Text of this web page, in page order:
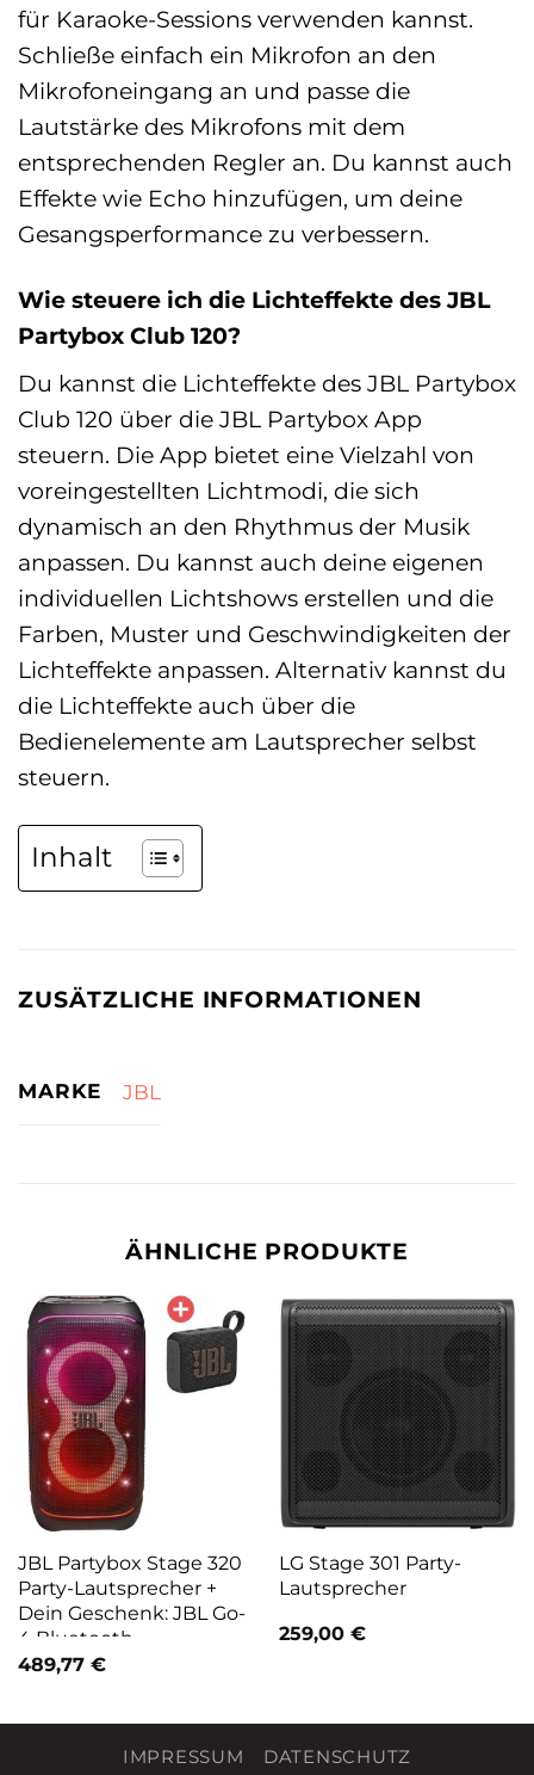
für Karaoke-Sessions verwenden kannst.
Schließe einfach ein Mikrofon an den
Mikrofoneingang an und passe die
Lautstärke des Mikrofons mit dem
entsprechenden Regler an. Du kannst auch
Effekte wie Echo hinzufügen, um deine
Gesangsperformance zu verbessern.
Wie steuere ich die Lichteffekte des JBL
Partybox Club 120?
Du kannst die Lichteffekte des JBL Partybox
Club 120 über die JBL Partybox App
steuern. Die App bietet eine Vielzahl von
voreingestellten Lichtmodi, die sich
dynamisch an den Rhythmus der Musik
anpassen. Du kannst auch deine eigenen
individuellen Lichtshows erstellen und die
Farben, Muster und Geschwindigkeiten der
Lichteffekte anpassen. Alternativ kannst du
die Lichteffekte auch über die
Bedienelemente am Lautsprecher selbst
steuern.
Inhalt
ZUSÄTZLICHE INFORMATIONEN
MARKE JBL
ÄHNLICHE PRODUKTE
JBL Partybox Stage 320
Party-Lautsprecher +
Dein Geschenk: JBL Go-
4 Bluetooth-
Lautsprecher
489,77 €
LG Stage 301 Party-
Lautsprecher
259,00 €
IMPRESSUM DATENSCHUTZ